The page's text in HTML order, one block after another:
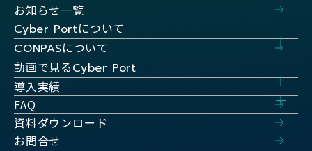
お知らせ一覧
Cyber Portについて
CONPASについて
動画で見るCyber Port
導入実績
FAQ
資料ダウンロード
お問合せ